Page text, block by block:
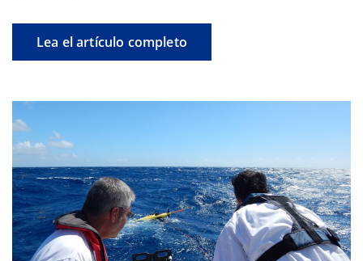
Lea el artículo completo